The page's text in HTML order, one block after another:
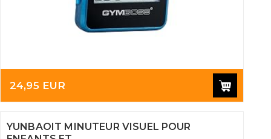
24,95 EUR
YUNBAOIT MINUTEUR VISUEL POUR